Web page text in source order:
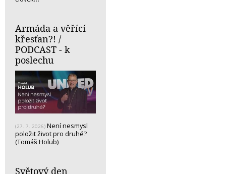
Armáda a věřící
křesťan?! /
PODCAST - k
poslechu
(27. 7. 2026) Není nesmysl
položit život pro druhé?
(Tomáš Holub)
Světový den